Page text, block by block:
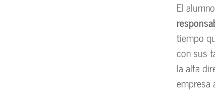
El
tiempo
con sus
la alta
empresa